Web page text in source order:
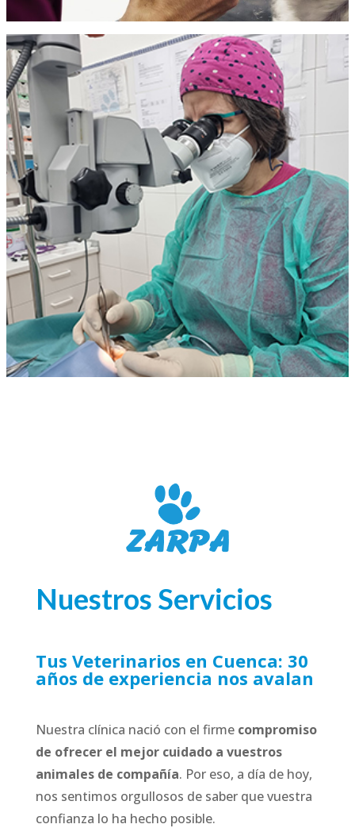
Nuestros Servicios
Tus Veterinarios en Cuenca: 30
años de experiencia nos avalan
Nuestra clínica nació con el firme compromiso
de ofrecer el mejor cuidado a vuestros
animales de compañía. Por eso, a día de hoy,
nos sentimos orgullosos de saber que vuestra
confianza lo ha hecho posible.